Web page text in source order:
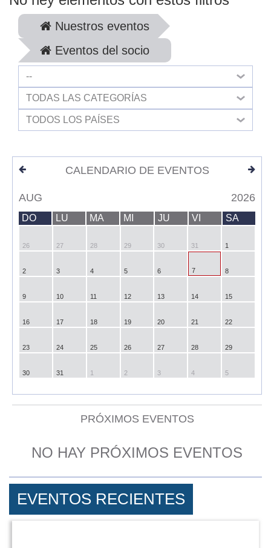
Nuestros eventos
Eventos del socio
--
TODAS LAS CATEGORÍAS
TODOS LOS PAÍSES
CALENDARIO DE EVENTOS
AUG 2026
DO LU MA MI JU VI SA
26 27 28 29 30 31 1
2 3 4 5 6 7 8
9 10 11 12 13 14 15
16 17 18 19 20 21 22
23 24 25 26 27 28 29
30 31 1 2 3 4 5
PRÓXIMOS EVENTOS
NO HAY PRÓXIMOS EVENTOS
EVENTOS RECIENTES